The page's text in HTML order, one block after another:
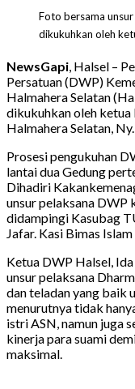
Foto bersama
dikukuhkan oleh
NewsGapi, Halsel –
Persatuan (DWP)
Halmahera Selatan
dikukuhkan oleh
Halmahera Selatan,
Prosesi pengukuhan
lantai dua Gedung
Dihadiri
unsur pelaksana DWP
didampingi Kasubag
Jafar. Kasi Bimas
Ketua DWP Halsel,
unsur pelaksana
dan teladan yang baik
menurutnya tidak
istri ASN, namun juga
kinerja para suami
maksimal.